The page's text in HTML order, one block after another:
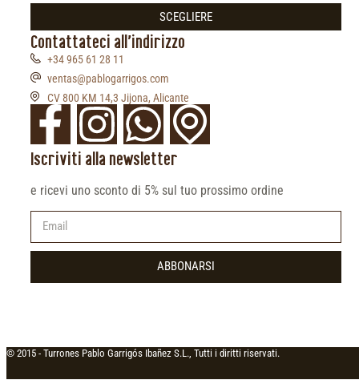
SCEGLIERE
Contattateci all'indirizzo
+34 965 61 28 11
ventas@pablogarrigos.com
CV 800 KM 14,3 Jijona, Alicante
Iscriviti alla newsletter
e ricevi uno sconto di 5% sul tuo prossimo ordine
ABBONARSI
© 2015 - Turrones Pablo Garrigós Ibañez S.L., Tutti i diritti riservati.